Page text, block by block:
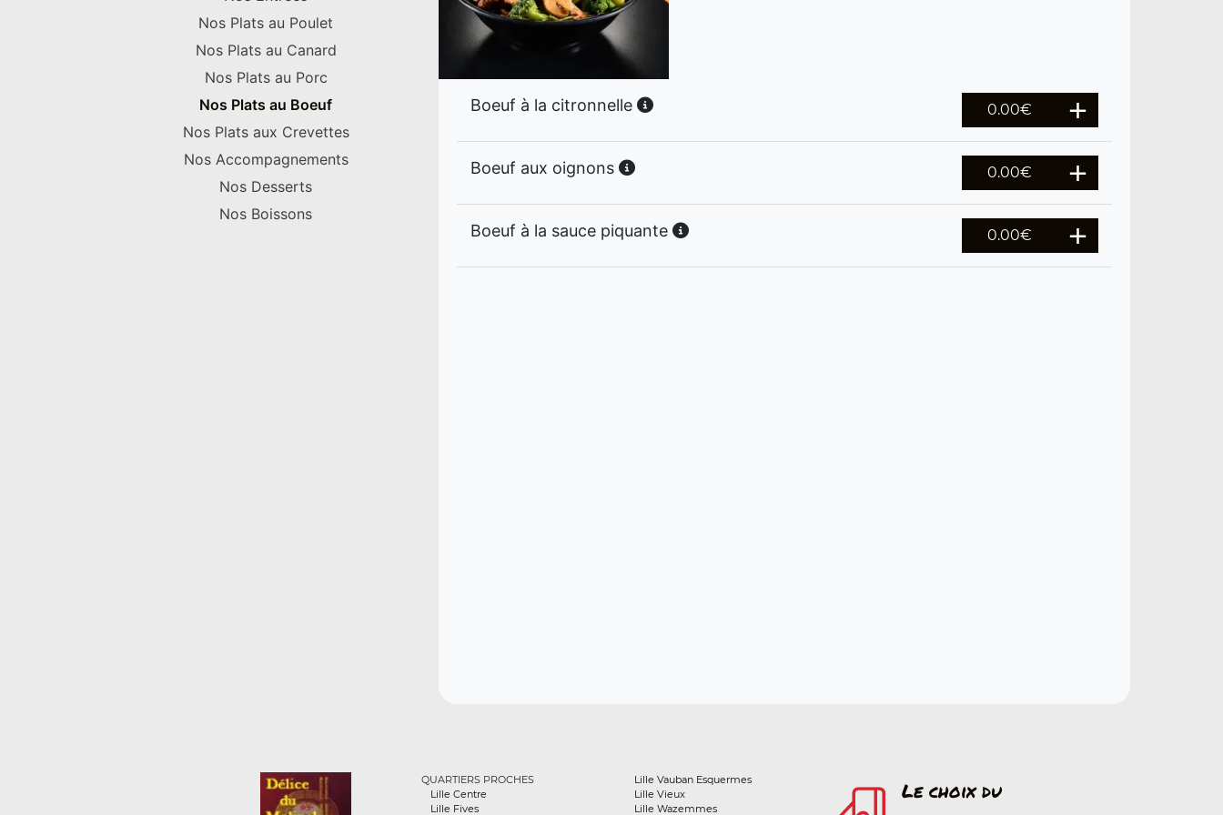
Nos Plats au Poulet
Nos Plats au Canard
Nos Plats au Porc
Nos Plats au Boeuf
Nos Plats aux Crevettes
Nos Accompagnements
Nos Desserts
Nos Boissons
Boeuf à la citronnelle 0.00€
Boeuf aux oignons 0.00€
Boeuf à la sauce piquante 0.00€
QUARTIERS PROCHES
Lille Centre
Lille Fives
Lille Vauban Esquermes
Lille Vieux
Lille Wazemmes
Le choix du